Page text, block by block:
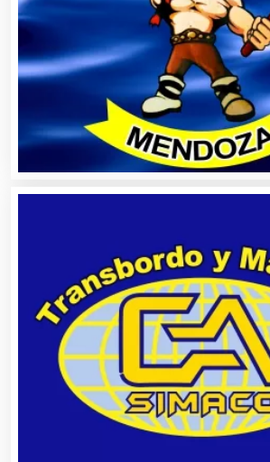
Artículos para el Hogar
Artículos para Regalos
Artículos Personales
Artículos Publicitarios
Aseguradoras
Asesores Técnicos